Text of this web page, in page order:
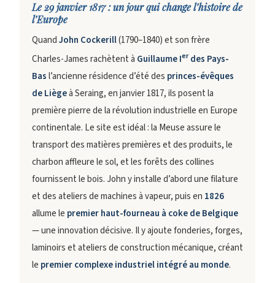
Le 29 janvier 1817 : un jour qui change l’histoire de
l’Europe
QuandJohn Cockerill(1790–1840) et son frère
Charles-James rachètent à Guillaume Ierdes Pays-
Basl’ancienne résidence d’été des princes-évêques
de Liègeà Seraing, en janvier 1817, ils posent la
première pierre de la révolution industrielle en Europe
continentale. Le site est idéal : la Meuse assure le
transport des matières premières et des produits, le
charbon affleure le sol, et les forêts des collines
fournissent le bois. John y installe d’abord une filature
et des ateliers de machines à vapeur, puis en 1826
allume le premier haut-fourneau à coke de Belgique
— une innovation décisive. Il y ajoute fonderies, forges,
laminoirs et ateliers de construction mécanique, créant
le premier complexe industriel intégré au monde.